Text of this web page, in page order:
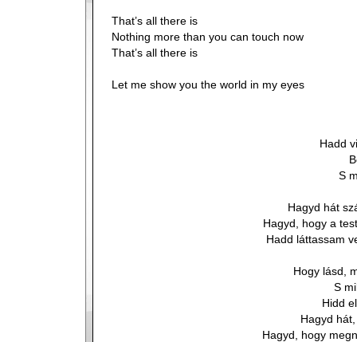
That’s all there is
Nothing more than you can touch now
That’s all there is
Let me show you the world in my eyes
Hadd
S
Hagyd hát
Hagyd, hogy a
Hadd láttassam
Hogy lásd,
S
Hidd
Hagyd
Hagyd, hogy